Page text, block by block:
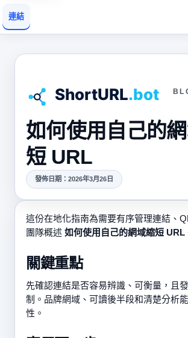
連結
如何使用自己的
短 URL
發佈日期：2026年3月26日
這份在地化指南為需要有序管理連結、
團隊概述 如何使用自己的網域縮短 URL
關鍵重點
先確認連結是否容易辨識、可衡量，且
制。品牌網域、可讀後半段和清楚分析
性。